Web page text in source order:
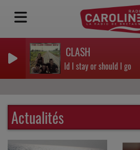
THE CLASH
Should I stay or should I go
Actualités